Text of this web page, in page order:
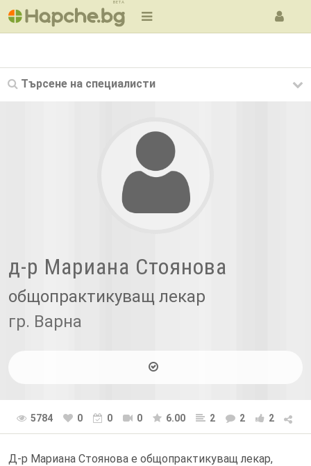
BETA
Търсене на специалисти
д-р Мариана Стоянова
общопрактикуващ лекар
гр. Варна
5784 0 0 0 6.00 2 2 2
Д-р Мариана Стоянова е общопрактикуващ лекар,